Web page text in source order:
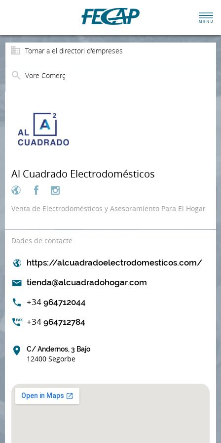
Tornar a el directori d'empreses
Vore Comerç
Al Cuadrado Electrodomésticos
Venta de Electrodomésticos y Asesoramiento Para El Hogar
Dades de contacte
https://alcuadradoelectrodomesticos.com/
tienda@alcuadradohogar.com
+34 964712044
+34 964712784
C/ Andernos, 3 Bajo
12400 Segorbe